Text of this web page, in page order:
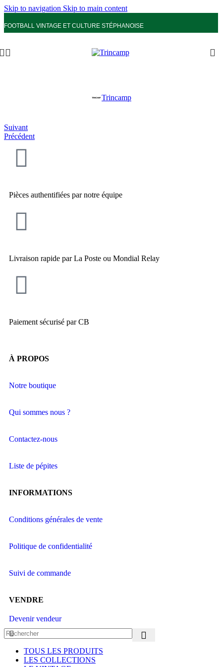
Skip to navigation Skip to main content
FOOTBALL VINTAGE ET CULTURE STÉPHANOISE
Trincamp
Suivant
Précédent
Pièces authentifiées par notre équipe
Livraison rapide par La Poste ou Mondial Relay
Paiement sécurisé par CB
À PROPOS
Notre boutique
Qui sommes nous ?
Contactez-nous
Liste de pépites
INFORMATIONS
Conditions générales de vente
Politique de confidentialité
Suivi de commande
VENDRE
Devenir vendeur
TOUS LES PRODUITS
LES COLLECTIONS